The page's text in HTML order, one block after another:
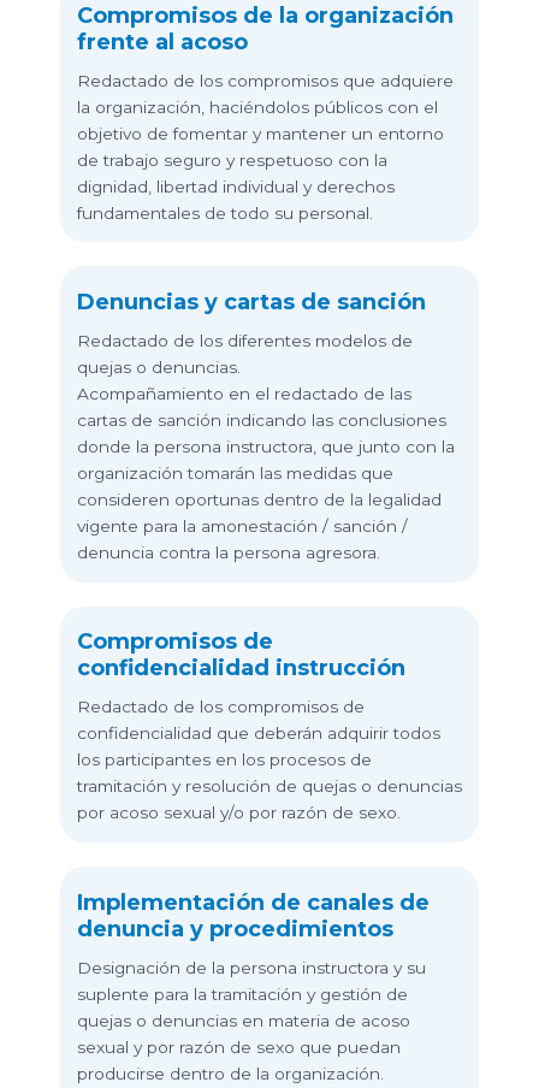
Compromisos de la organización
frente al acoso
Redactado de los compromisos que adquiere
la organización, haciéndolos públicos con el
objetivo de fomentar y mantener un entorno
de trabajo seguro y respetuoso con la
dignidad, libertad individual y derechos
fundamentales de todo su personal.
Denuncias y cartas de sanción
Redactado de los diferentes modelos de
quejas o denuncias.
Acompañamiento en el redactado de las
cartas de sanción indicando las conclusiones
donde la persona instructora, que junto con la
organización tomarán las medidas que
consideren oportunas dentro de la legalidad
vigente para la amonestación / sanción /
denuncia contra la persona agresora.
Compromisos de
confidencialidad instrucción
Redactado de los compromisos de
confidencialidad que deberán adquirir todos
los participantes en los procesos de
tramitación y resolución de quejas o denuncias
por acoso sexual y/o por razón de sexo.
Implementación de canales de
denuncia y procedimientos
Designación de la persona instructora y su
suplente para la tramitación y gestión de
quejas o denuncias en materia de acoso
sexual y por razón de sexo que puedan
producirse dentro de la organización.